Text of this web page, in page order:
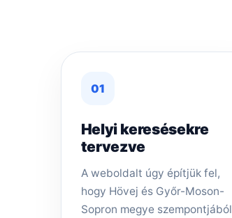
01
Helyi keresésekre
tervezve
A weboldalt úgy építjük fel,
hogy Hövej és Győr-Moson-
Sopron megye szempontjából